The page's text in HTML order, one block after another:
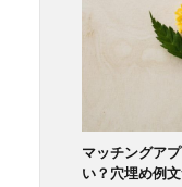
マッチングア
い？穴埋め例文